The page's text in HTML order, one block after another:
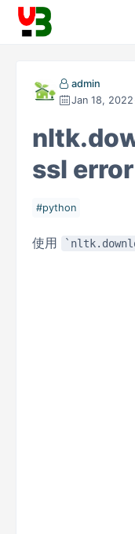
admin
Jan 18, 2022
ssl error
python
使用